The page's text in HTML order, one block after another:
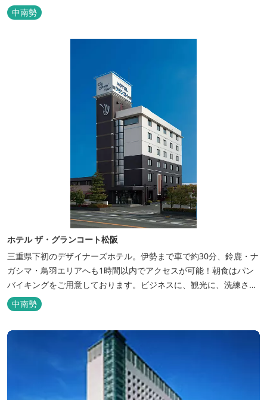
中南勢
ホテル ザ・グランコート松阪
三重県下初のデザイナーズホテル。伊勢まで車で約30分、鈴鹿・ナ
ガシマ・鳥羽エリアへも1時間以内でアクセスが可能！朝食はパン
バイキングをご用意しております。ビジネスに、観光に、洗練され
た空間の中で上質なひとときをお過ごしください。
中南勢